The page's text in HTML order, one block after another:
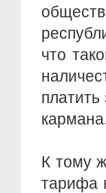
что
К тому
тарифа